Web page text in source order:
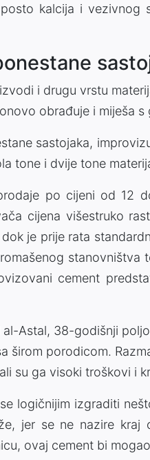
kalcija i vezivnog
i drugu vrstu
obrađuje i miješa
sastojaka,
tone i dvije tone
po cijeni od 12
cijena višestruko
dok je prije rata
stanovništva
cement
al-Astal, 38-godišnji
širom porodicom.
su ga visoki troškovi i
se logičnijim izgraditi
jer se ne nazire kraj
ovaj cement bi